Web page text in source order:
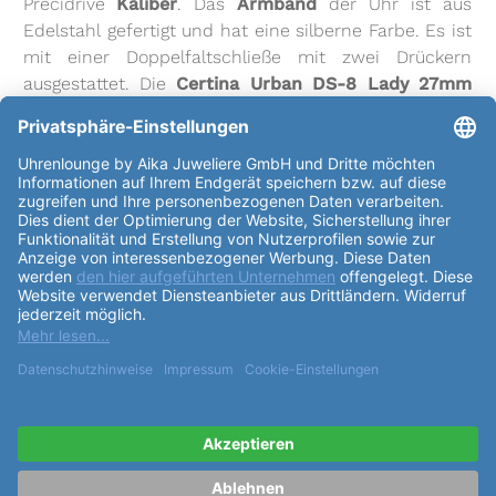
Precidrive Kaliber. DasArmband
der Uhr ist aus
Edelstahl gefertigt und hat eine silberne Farbe. Es ist
mit einer Doppelfaltschließe mit zwei Drückern
ausgestattet. Die Certina Urban DS-8 Lady 27mm
und stilvolle Uhr, die viele praktische
Funktionen
bietet. Sie hat eine Datumsanzeige, eine
Zentralsekunde und einen Chronometer. Dank der
hochwertigen Materialien und der präzisen Technik
ist sie eine langlebige und zuverlässige Uhr, die Sie
über viele Jahre hinweg begleiten wird.
weiterlesen